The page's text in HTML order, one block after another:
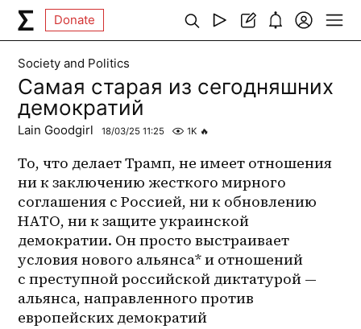
Donate
Society and Politics
Cамая старая из сегодняшних
демократий
Lain Goodgirl 18/03/25 11:25 1K 🔥
То, что делает Трамп, не имеет отношения
ни к заключению жесткого мирного
соглашения с Россией, ни к обновлению
НАТО, ни к защите украинской
демократии. Он просто выстраивает
условия нового альянса* и отношений
с преступной российской диктатурой —
альянса, направленного против
европейских демократий